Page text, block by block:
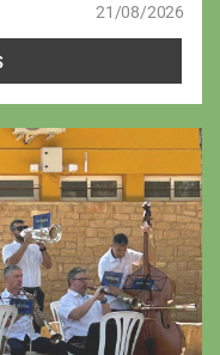
21/08/2026